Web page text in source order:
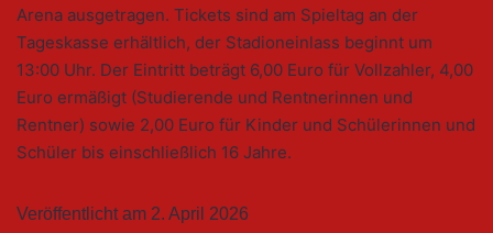
Arena ausgetragen. Tickets sind am Spieltag an der
Tageskasse erhältlich, der Stadioneinlass beginnt um
13:00 Uhr. Der Eintritt beträgt 6,00 Euro für Vollzahler, 4,00
Euro ermäßigt (Studierende und Rentnerinnen und
Rentner) sowie 2,00 Euro für Kinder und Schülerinnen und
Schüler bis einschließlich 16 Jahre.
Veröffentlicht am 2. April 2026